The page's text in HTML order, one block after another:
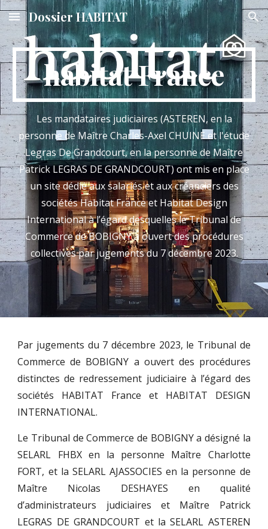
Skip to main content Skip to navigation
Dossier HABITAT
habitat France
Les mandataires judiciaires (ASTEREN, en la
personne de Maître Charles-Axel CHUINE et l'étude
Legras De Grandcourt, en la personne de Maître
Patrick LEGRAS DE GRANDCOURT) ont mis en place
un site dédié aux salariés et aux créanciers des
sociétés Habitat France et Habitat Design
International à l’égard desquelles le Tribunal de
Commerce de BOBIGNY a ouvert des procédures
collectives par jugements du 7 décembre 2023.
Par jugements du 7 décembre 2023, le Tribunal de
Commerce de BOBIGNY a ouvert des procédures
distinctes de redressement judiciaire à l’égard des
sociétés HABITAT France et HABITAT DESIGN
INTERNATIONAL.
Le Tribunal de Commerce de BOBIGNY a désigné la
SELARL FHBX en la personne Maître Charlotte
FORT, et la SELARL AJASSOCIES en la personne de
Maître Nicolas DESHAYES en qualité
d’administrateurs judiciaires et Maître Patrick
LEGRAS DE GRANDCOURT et la SELARL ASTEREN